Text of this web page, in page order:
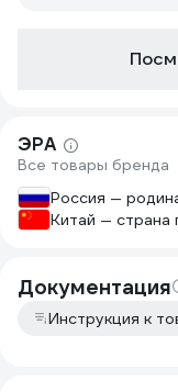
ЭРА
Все товары бренда
Россия —
Китай — страна
Документация
Инструкция к